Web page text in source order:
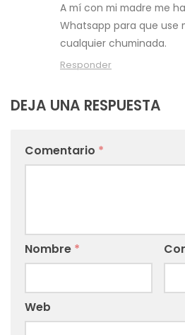
A mí con mi madre me
Whatsapp para que use
cualquier chuminada.
Responder
DEJA UNA RESPUESTA
Comentario *
Nombre *
Web